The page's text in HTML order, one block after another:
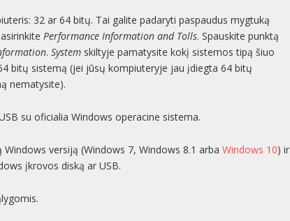
32 ar 64 bitų. Tai galite padaryti paspaudus mygtuką
Performance Information and Tolls. Spauskite punktą
.System skiltyje pamatysite kokį sistemos tipą šiuo
bitų sistemą (jei jūsų kompiuteryje jau įdiegta 64 bitų
nematysite).
su oficialia Windows operacine sistema.
Windows versiją (Windows 7, Windows 8.1 arbaWindows 10) ir
įkrovos diską ar USB.